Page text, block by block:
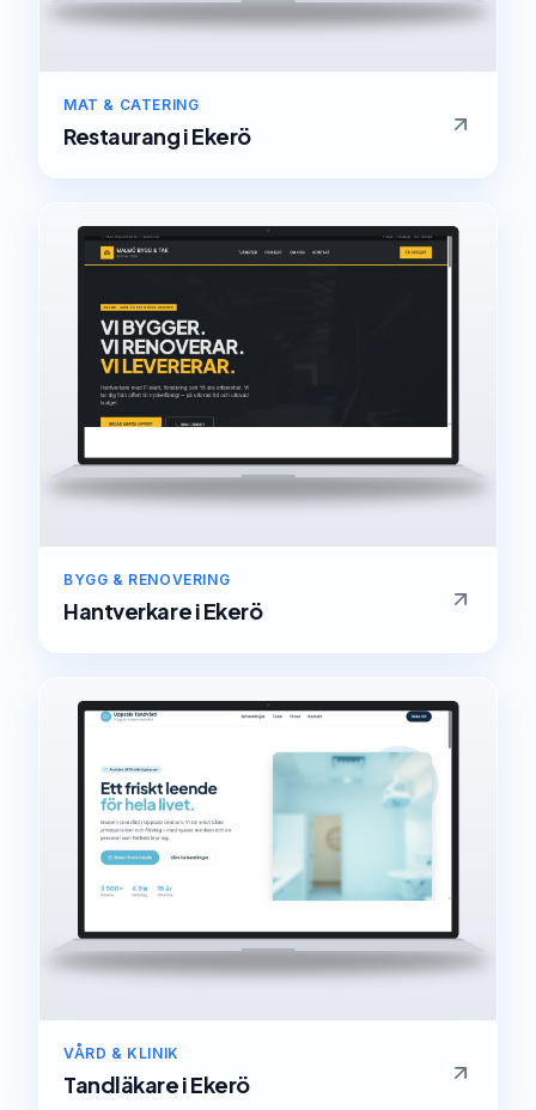
MAT & CATERING
RestaurangiEkerö
BYGG & RENOVERING
HantverkareiEkerö
VÅRD & KLINIK
TandläkareiEkerö